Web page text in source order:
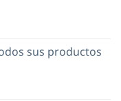
sus productos